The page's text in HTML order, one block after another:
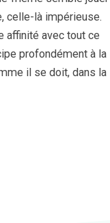
celle-là impérieuse.
affinité avec tout ce
profondément à la
il se doit, dans la